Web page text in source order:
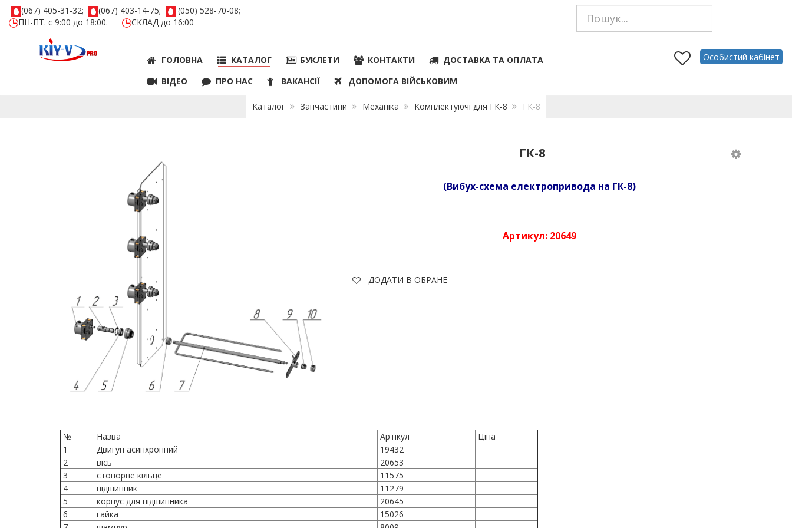
(067) 405-31-32; (067) 403-14-75;
(050) 528-70-08;
ПН-ПТ. с 9:00 до 18:00.
СКЛАД до 16:00
ГОЛОВНА КАТАЛОГ БУКЛЕТИ КОНТАКТИ
ДОСТАВКА ТА ОПЛАТА
ВIДЕО
ПРО НАС ВАКАНСІЇ ДОПОМОГА ВІЙСЬКОВИМ
Особистий кабінет
Каталог Запчастини Механіка Комплектуючі для ГК-8 ГК-8
ГК-8
(Вибух-схема електропривода на ГК-8)
Артикул: 20649
ДОДАТИ В ОБРАНЕ
№ Назва Артікул
Ціна
1
Двигун асинхронний
19432
2
вісь
20653
3
стопорне кільце
11575
4
підшипник
11279
5
корпус для підшипника
20645
6
гайка
15026